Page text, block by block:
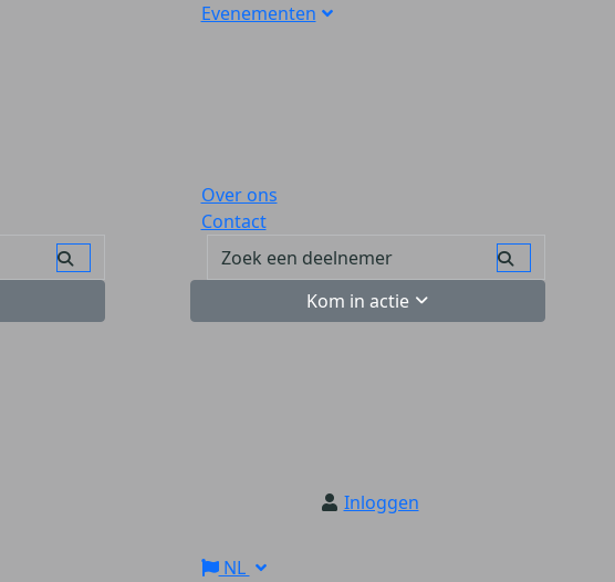
Evenementen
Over ons
Contact
Kom in actie
Inloggen
NL